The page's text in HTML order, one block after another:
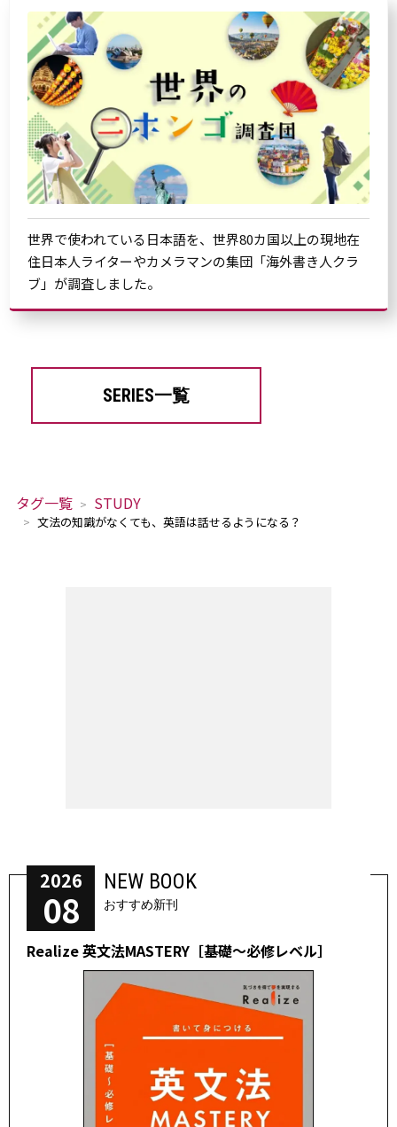
世界で使われている日本語を、世界80カ国以上の現地在
住日本人ライターやカメラマンの集団「海外書き人クラ
ブ」が調査しました。
SERIES一覧
タグ一覧 STUDY
文法の知識がなくても、英語は話せるようになる？
2026
08
NEW BOOK
おすすめ新刊
Realize 英文法MASTERY［基礎～必修レベル］